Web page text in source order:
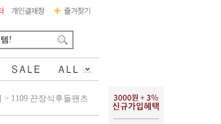
> 1109 끈장식후들팬츠